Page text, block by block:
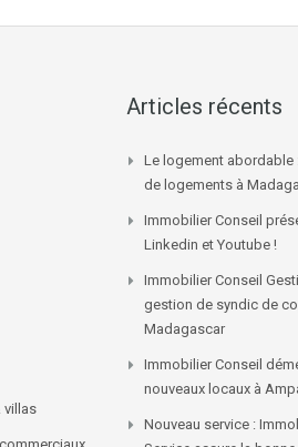
villas
Articles récents
Le logement abordable
de logements à
Immobilier Conseil
Linkedin et Youtube !
Immobilier Conseil
gestion de syndic de
Madagascar
Immobilier Conseil
nouveaux locaux à
Nouveau service :